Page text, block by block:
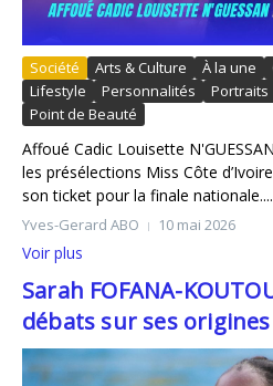
Société Arts & Culture À la une
Lifestyle
Personnalités Portraits
Point de Beauté
Affoué Cadic Louisette
les présélections Miss Côte
son ticket pour la finale nationale....
Yves-Gerard ABO 10 mai 2026
Voir plus
Sarah FOFANA-
débats sur ses origines